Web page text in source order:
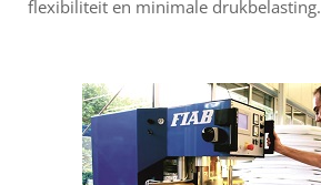
flexibiliteit en minimale drukbelasting.